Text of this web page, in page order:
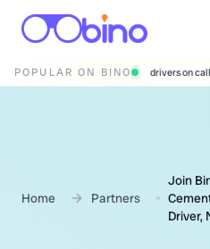
POPULAR ON BINO wedding
Home Partners
Join
Driver,